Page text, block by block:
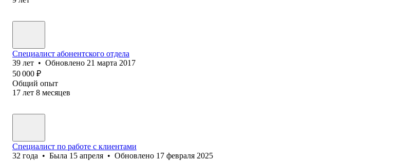
Специалист абонентского отдела
39 лет • Обновлено 21 марта 2017
50 000 ₽
Общий опыт
17 лет 8 месяцев
Специалист по работе с клиентами
32 года • Была 15 апреля • Обновлено 17 февраля 2025